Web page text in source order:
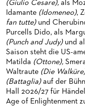
HAPPY NEW EARS
FÜHRUNGEN
FRIEDMAN IN DER
SNEAK IN
MUSEUMSUFERFEST
BRÜCHE –
SILVESTERFEIER
FÜR ERWACHSENE
FÜR KITAS UND
PRODUKTIONS­TEAMS
DIRIGENTEN /
OPERNSTUDIO
THEATERLEITUNG
KÜNSTLERISCHER
STÄDTISCHE
(Giulio Cesare), als
Idamante (Idomeneo),
fan tutte) und
Purcells Dido, als
(Punch and Judy) und
Saison steht die US-
Matilda (Ottone),
Waltraute (Die
(Battaglia)auf der
Hall 2026/27 für
Age of Enlightenment